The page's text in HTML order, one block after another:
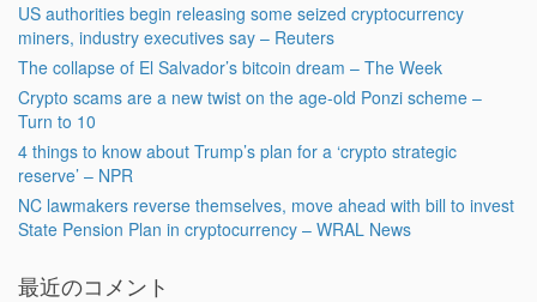
US authorities begin releasing some seized cryptocurrency
miners, industry executives say – Reuters
The collapse of El Salvador’s bitcoin dream – The Week
Crypto scams are a new twist on the age-old Ponzi scheme –
Turn to 10
4 things to know about Trump’s plan for a ‘crypto strategic
reserve’ – NPR
NC lawmakers reverse themselves, move ahead with bill to invest
State Pension Plan in cryptocurrency – WRAL News
最近のコメント